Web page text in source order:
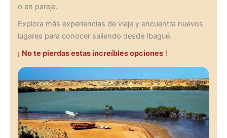
o en pareja.
Explora más experiencias de viaje y encuentra nuevos
lugares para conocer saliendo desde Ibagué.
¡ No te pierdas estas increíbles opciones!